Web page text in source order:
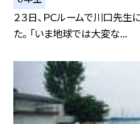
２３日、ＰＣルームで川口先
た。 「いま地球では大変な...